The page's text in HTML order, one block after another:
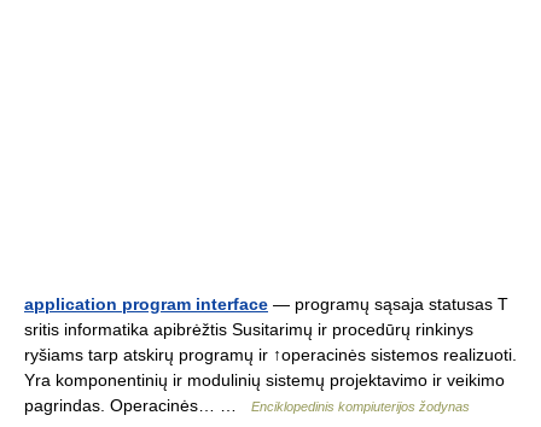
application program interface — programų sąsaja statusas T
sritis informatika apibrėžtis Susitarimų ir procedūrų rinkinys
ryšiams tarp atskirų programų ir ↑operacinės sistemos realizuoti.
Yra komponentinių ir modulinių sistemų projektavimo ir veikimo
pagrindas. Operacinės… …
Enciklopedinis kompiuterijos žodynas